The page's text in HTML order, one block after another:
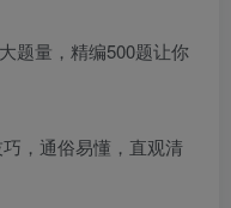
题量，精编500题让你
，通俗易懂，直观清